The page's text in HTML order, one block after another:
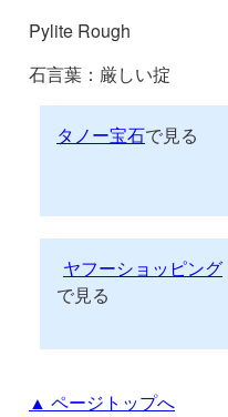
Pylite Rough
石言葉：厳しい掟
タノー宝石で見る
ヤフーショッピング
で見る
▲ ページトップへ